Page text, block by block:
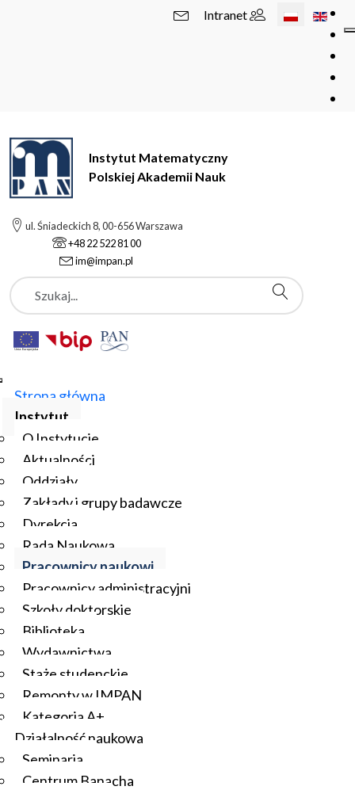
Wybierz swój
Intranet
Instytut Matematyczny
Polskiej Akademii Nauk
ul. Śniadeckich 8, 00-656 Warszawa
+48 22 522 81 00
im@impan.pl
Szukaj
Strona główna
Instytut
O Instytucie
Aktualności
Oddziały
Zakłady i grupy badawcze
Dyrekcja
Rada Naukowa
Pracownicy naukowi
Pracownicy administracyjni
Szkoły doktorskie
Biblioteka
Wydawnictwa
Staże studenckie
Remonty w IMPAN
Kategoria A+
Działalność naukowa
Seminaria
Centrum Banacha